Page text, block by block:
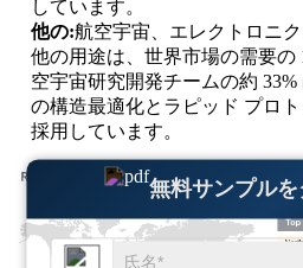
無料サンプル
しています。
他の:航空宇宙、エレクトロニ
他の用途は、世界市場の需要の
空宇宙研究開発チームの約
の構造最適化とラピッド プロ
採用しています。